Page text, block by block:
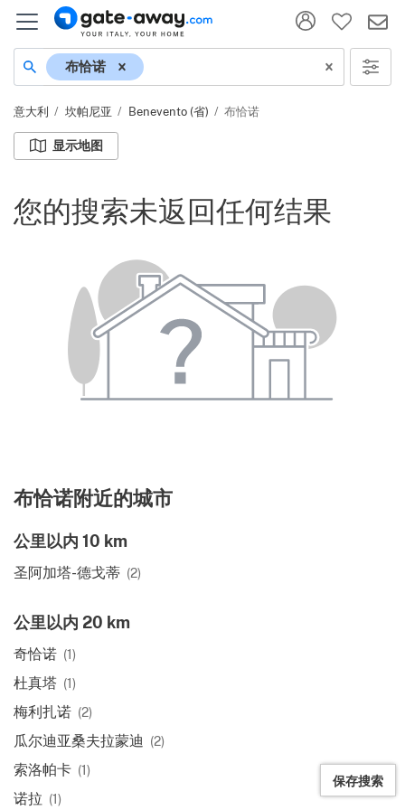
地名
布恰诺
意大利 坎帕尼亚 Benevento (省) 布恰诺
显示地图
您的搜索未返回任何结果
布恰诺附近的城市
公里以内 10 km
圣阿加塔-德戈蒂 (2)
公里以内 20 km
奇恰诺 (1)
杜真塔 (1)
梅利扎诺 (2)
瓜尔迪亚桑夫拉蒙迪 (2)
索洛帕卡 (1)
诺拉 (1)
保存搜索